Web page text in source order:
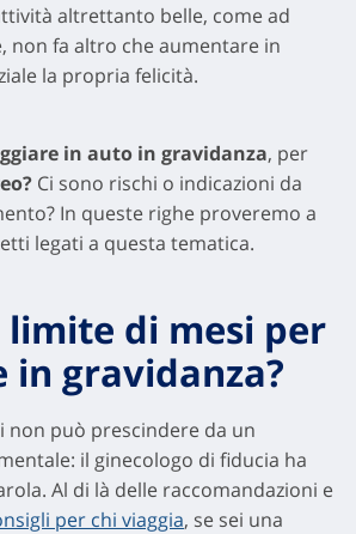
altrettanto belle, come ad
non fa altro che aumentare in
la propria felicità.
in auto in gravidanza, per
Ci sono rischi o indicazioni da
In queste righe proveremo a
legati a questa tematica.
limite di mesi per
in gravidanza?
non può prescindere da un
il ginecologo di fiducia ha
Al di là delle raccomandazioni e
per chi viaggia, se sei una